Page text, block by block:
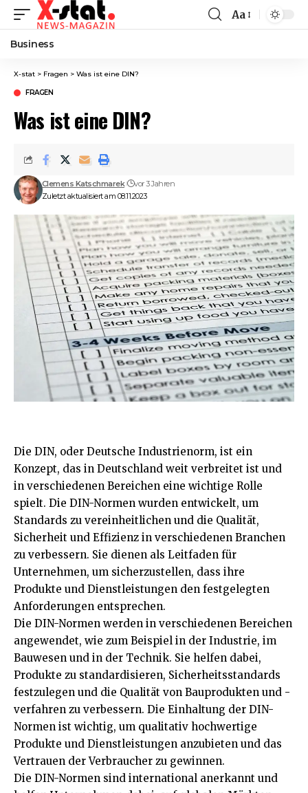
Font
Aa
Business
X-stat > Fragen > Was ist eine DIN?
FRAGEN
Was ist eine DIN?
Zuletzt aktualisiert am 08.11.2023
Clemens Katschmarek vor 3 Jahren
Die DIN, oder Deutsche Industrienorm, ist ein
Konzept, das in Deutschland weit verbreitet ist und
in verschiedenen Bereichen eine wichtige Rolle
spielt. Die DIN-Normen wurden entwickelt, um
Standards zu vereinheitlichen und die Qualität,
Sicherheit und Effizienz in verschiedenen Branchen
zu verbessern. Sie dienen als Leitfaden für
Unternehmen, um sicherzustellen, dass ihre
Produkte und Dienstleistungen den festgelegten
Anforderungen entsprechen.
Die DIN-Normen werden in verschiedenen Bereichen
angewendet, wie zum Beispiel in der Industrie, im
Bauwesen und in der Technik. Sie helfen dabei,
Produkte zu standardisieren, Sicherheitsstandards
festzulegen und die Qualität von Bauprodukten und -
verfahren zu verbessern. Die Einhaltung der DIN-
Normen ist wichtig, um qualitativ hochwertige
Produkte und Dienstleistungen anzubieten und das
Vertrauen der Verbraucher zu gewinnen.
Die DIN-Normen sind international anerkannt und